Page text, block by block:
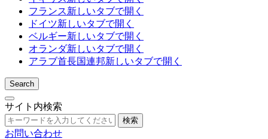
フランス新しいタブで開く
ドイツ新しいタブで開く
ベルギー新しいタブで開く
オランダ新しいタブで開く
アラブ首長国連邦新しいタブで開く
Search
サイト内検索
検索
お問い合わせ